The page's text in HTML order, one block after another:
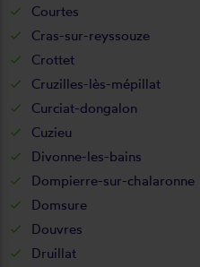
Courtes
Cras-sur-reyssouze
Crottet
Cruzilles-lès-mépillat
Curciat-dongalon
Cuzieu
Divonne-les-bains
Dompierre-sur-chalaronne
Domsure
Douvres
Druillat